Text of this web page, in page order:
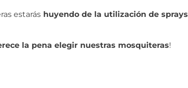
estarás huyendo de la utilización de sprays
la pena elegir nuestras mosquiteras!